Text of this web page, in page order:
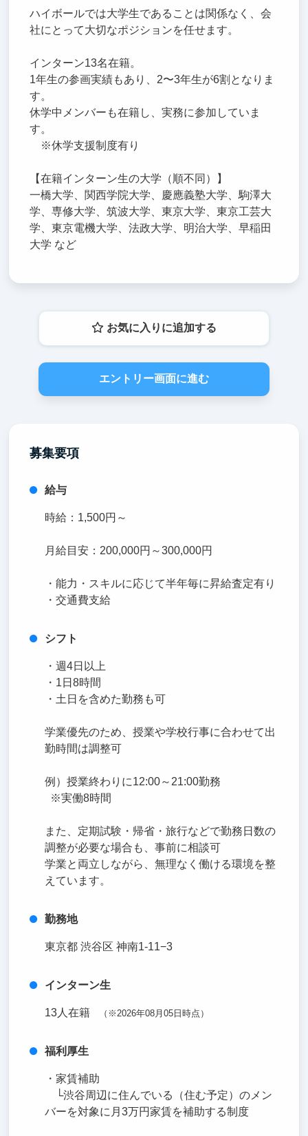
ハイボールでは大学生であることは関係なく、会
社にとって大切なポジションを任せます。
インターン13名在籍。
1年生の参画実績もあり、2〜3年生が6割となりま
す。
休学中メンバーも在籍し、実務に参加していま
す。
※休学支援制度有り
【在籍インターン生の大学（順不同）】
一橋大学、関西学院大学、慶應義塾大学、駒澤大
学、専修大学、筑波大学、東京大学、東京工芸大
学、東京電機大学、法政大学、明治大学、早稲田
大学 など
お気に入りに追加する
エントリー画面に進む
募集要項
給与
時給：1,500円～
月給目安：200,000円～300,000円
・能力・スキルに応じて半年毎に昇給査定有り
・交通費支給
シフト
・週4日以上
・1日8時間
・土日を含めた勤務も可
学業優先のため、授業や学校行事に合わせて出
勤時間は調整可
例）授業終わりに12:00～21:00勤務
※実働8時間
また、定期試験・帰省・旅行などで勤務日数の
調整が必要な場合も、事前に相談可
学業と両立しながら、無理なく働ける環境を整
えています。
勤務地
東京都 渋谷区 神南1-11−3
インターン生
13人在籍 （※2026年08月05日時点）
福利厚生
・家賃補助
└渋谷周辺に住んでいる（住む予定）のメン
バーを対象に月3万円家賃を補助する制度